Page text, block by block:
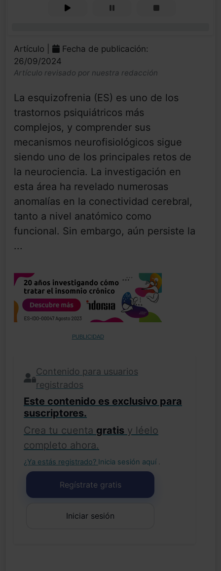
Artículo |
Fecha de publicación:
26/09/2024
Artículo revisado por nuestra redacción
La esquizofrenia (ES) es uno de los
trastornos psiquiátricos más
complejos, y comprender sus
mecanismos neurofisiológicos sigue
siendo uno de los principales retos de
la neurociencia. La investigación en
esta área ha revelado numerosas
anomalías en la conectividad cerebral,
tanto a nivel anatómico como
funcional. Sin embargo, aún persiste la
...
PUBLICIDAD
Contenido para usuarios
registrados
Este contenido es exclusivo para
suscriptores.
Crea tu cuenta gratis y léelo
completo ahora.
¿Ya estás registrado? Inicia sesión aquí .
Regístrate gratis
Iniciar sesión